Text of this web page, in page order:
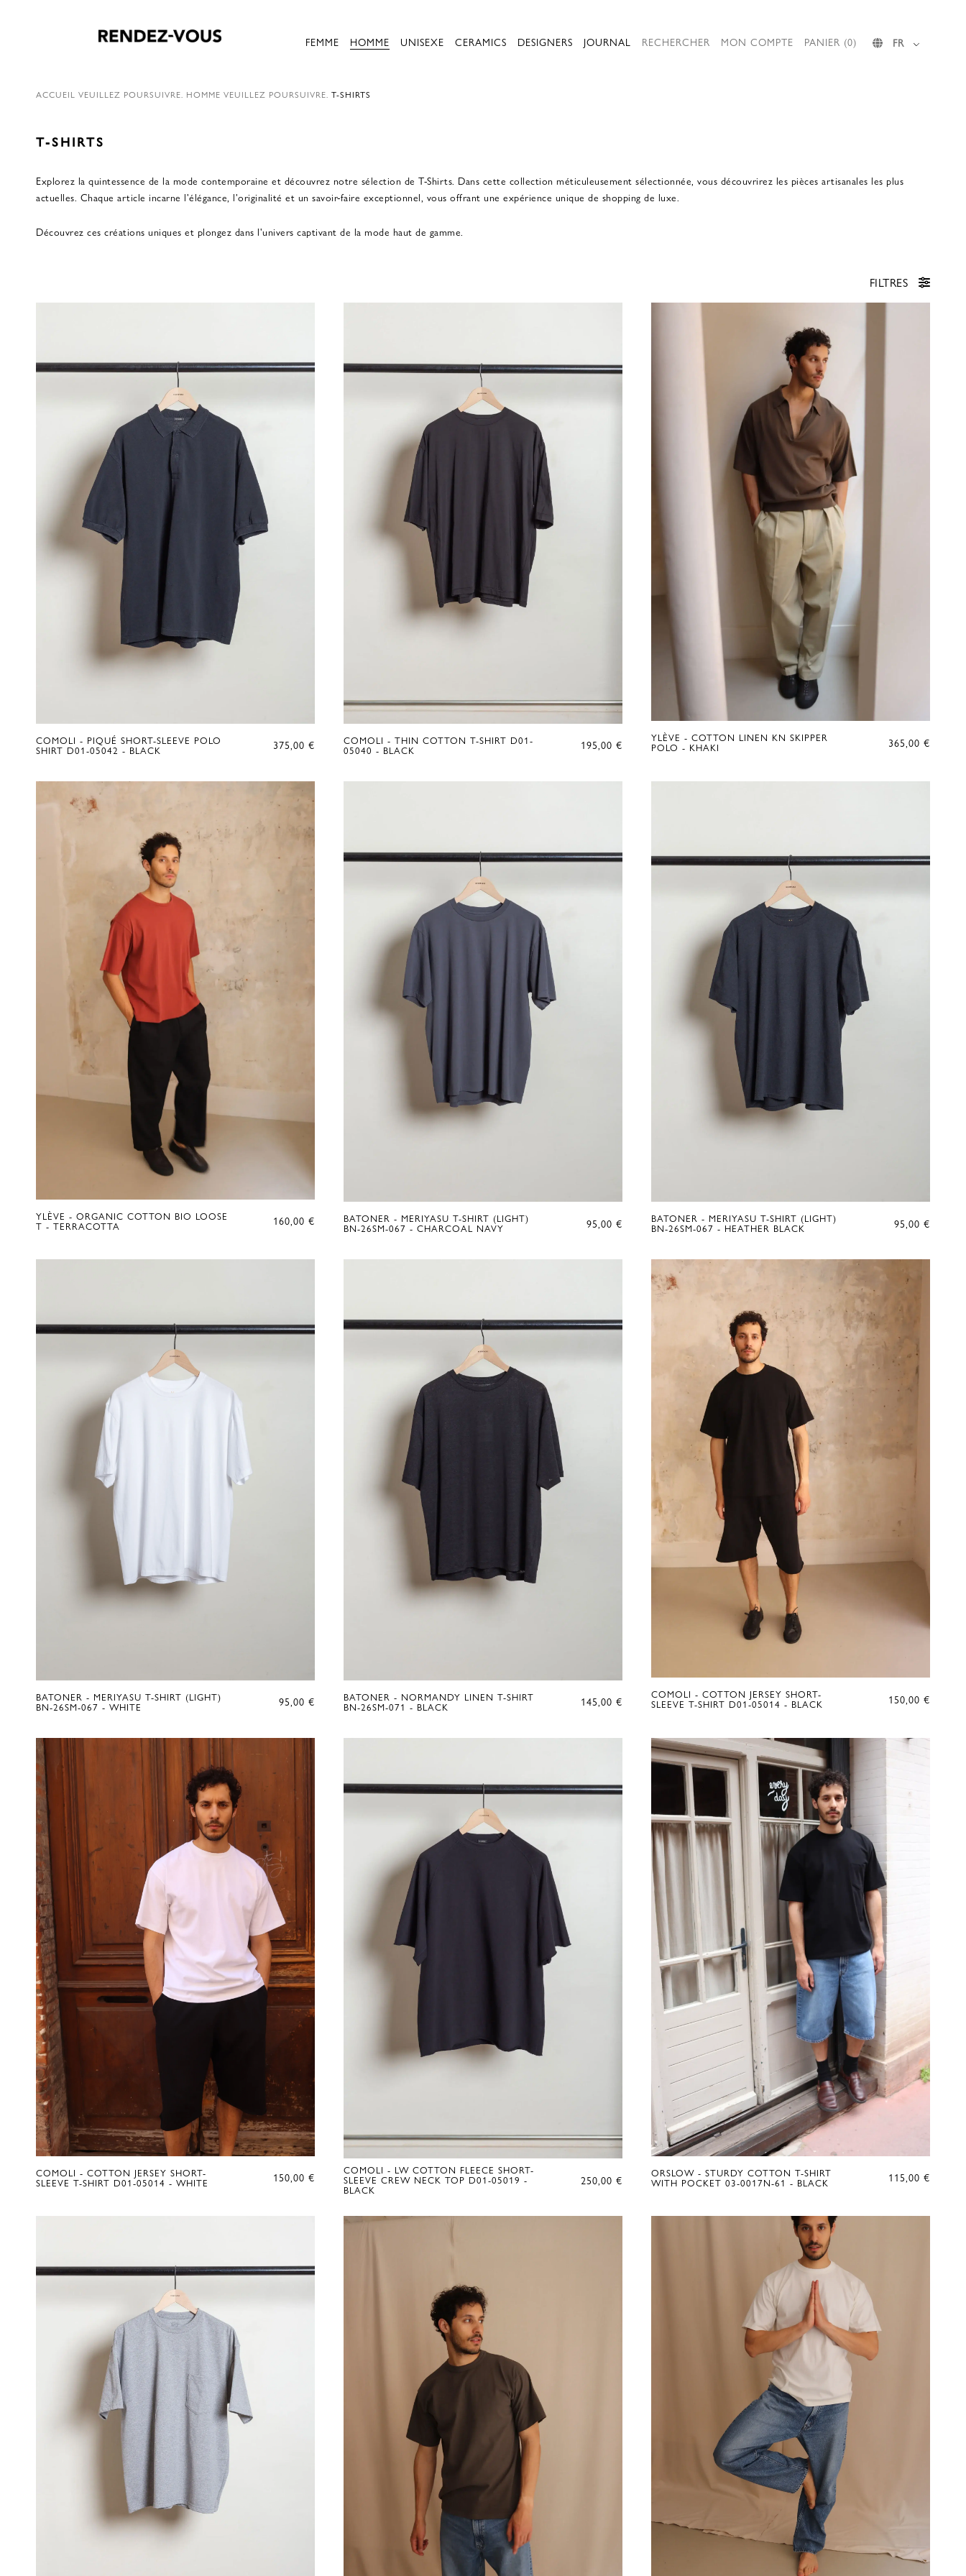
FEMME HOMME UNISEXE CERAMICS DESIGNERS JOURNAL RECHERCHER MON COMPTE PANIER (0) FR
ACCUEIL VEUILLEZ POURSUIVRE. HOMME VEUILLEZ POURSUIVRE. T-SHIRTS
T-SHIRTS
Explorez la quintessence de la mode contemporaine et découvrez notre sélection de T-Shirts. Dans cette collection méticuleusement sélectionnée, vous découvrirez les pièces artisanales les plus
actuelles. Chaque article incarne l'élégance, l'originalité et un savoir-faire exceptionnel, vous offrant une expérience unique de shopping de luxe.
Découvrez ces créations uniques et plongez dans l'univers captivant de la mode haut de gamme.
FILTRES
COMOLI - PIQUÉ SHORT-SLEEVE POLO
SHIRT D01-05042 - BLACK 375,00 € COMOLI - THIN COTTON T-SHIRT D01-
05040 - BLACK 195,00 €
YLÈVE - COTTON LINEN KN SKIPPER
POLO - KHAKI 365,00 €
YLÈVE - ORGANIC COTTON BIO LOOSE
T - TERRACOTTA 160,00 € BATONER - MERIYASU T-SHIRT (LIGHT)
BN-26SM-067 - CHARCOAL NAVY 95,00 € BATONER - MERIYASU T-SHIRT (LIGHT)
BN-26SM-067 - HEATHER BLACK 95,00 €
BATONER - MERIYASU T-SHIRT (LIGHT)
BN-26SM-067 - WHITE 95,00 € BATONER - NORMANDY LINEN T-SHIRT
BN-26SM-071 - BLACK 145,00 €
COMOLI - COTTON JERSEY SHORT-
SLEEVE T-SHIRT D01-05014 - BLACK 150,00 €
COMOLI - COTTON JERSEY SHORT-
SLEEVE T-SHIRT D01-05014 - WHITE 150,00 €
COMOLI - LW COTTON FLEECE SHORT-
SLEEVE CREW NECK TOP D01-05019 -
BLACK
250,00 €
ORSLOW - STURDY COTTON T-SHIRT
WITH POCKET 03-0017N-61 - BLACK 115,00 €